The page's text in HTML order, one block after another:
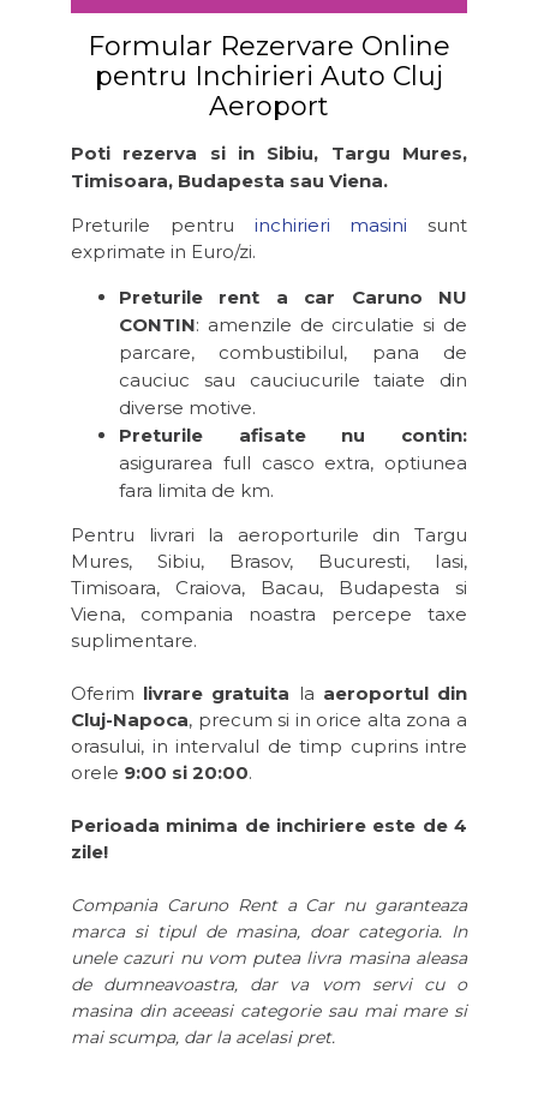
Formular Rezervare Online
pentru Inchirieri Auto Cluj
Aeroport
Poti rezerva si in Sibiu, Targu Mures,
Timisoara, Budapesta sau Viena.
Preturile pentru inchirieri masini sunt
exprimate in Euro/zi.
Preturile rent a car Caruno NU
CONTIN: amenzile de circulatie si de
parcare, combustibilul, pana de
cauciuc sau cauciucurile taiate din
diverse motive.
Preturile afisate nu contin:
asigurarea full casco extra, optiunea
fara limita de km.
Pentru livrari la aeroporturile din Targu
Mures, Sibiu, Brasov, Bucuresti, Iasi,
Timisoara, Craiova, Bacau, Budapesta si
Viena, compania noastra percepe taxe
suplimentare.
Oferim livrare gratuita la aeroportul din
Cluj-Napoca, precum si in orice alta zona a
orasului, in intervalul de timp cuprins intre
orele 9:00 si 20:00.
Perioada minima de inchiriere este de 4
zile!
Compania Caruno Rent a Car nu garanteaza
marca si tipul de masina, doar categoria. In
unele cazuri nu vom putea livra masina aleasa
de dumneavoastra, dar va vom servi cu o
masina din aceeasi categorie sau mai mare si
mai scumpa, dar la acelasi pret.